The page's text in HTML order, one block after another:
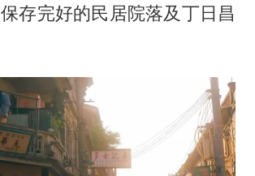
存完好的民居院落及丁日昌